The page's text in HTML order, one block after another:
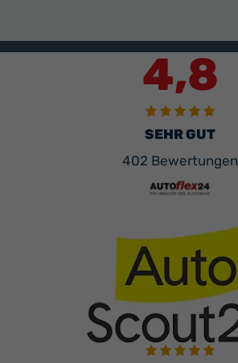
4,8
SEHR GUT
402 Bewertungen